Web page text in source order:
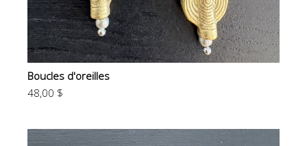
Boucles d'oreilles
48,00 $